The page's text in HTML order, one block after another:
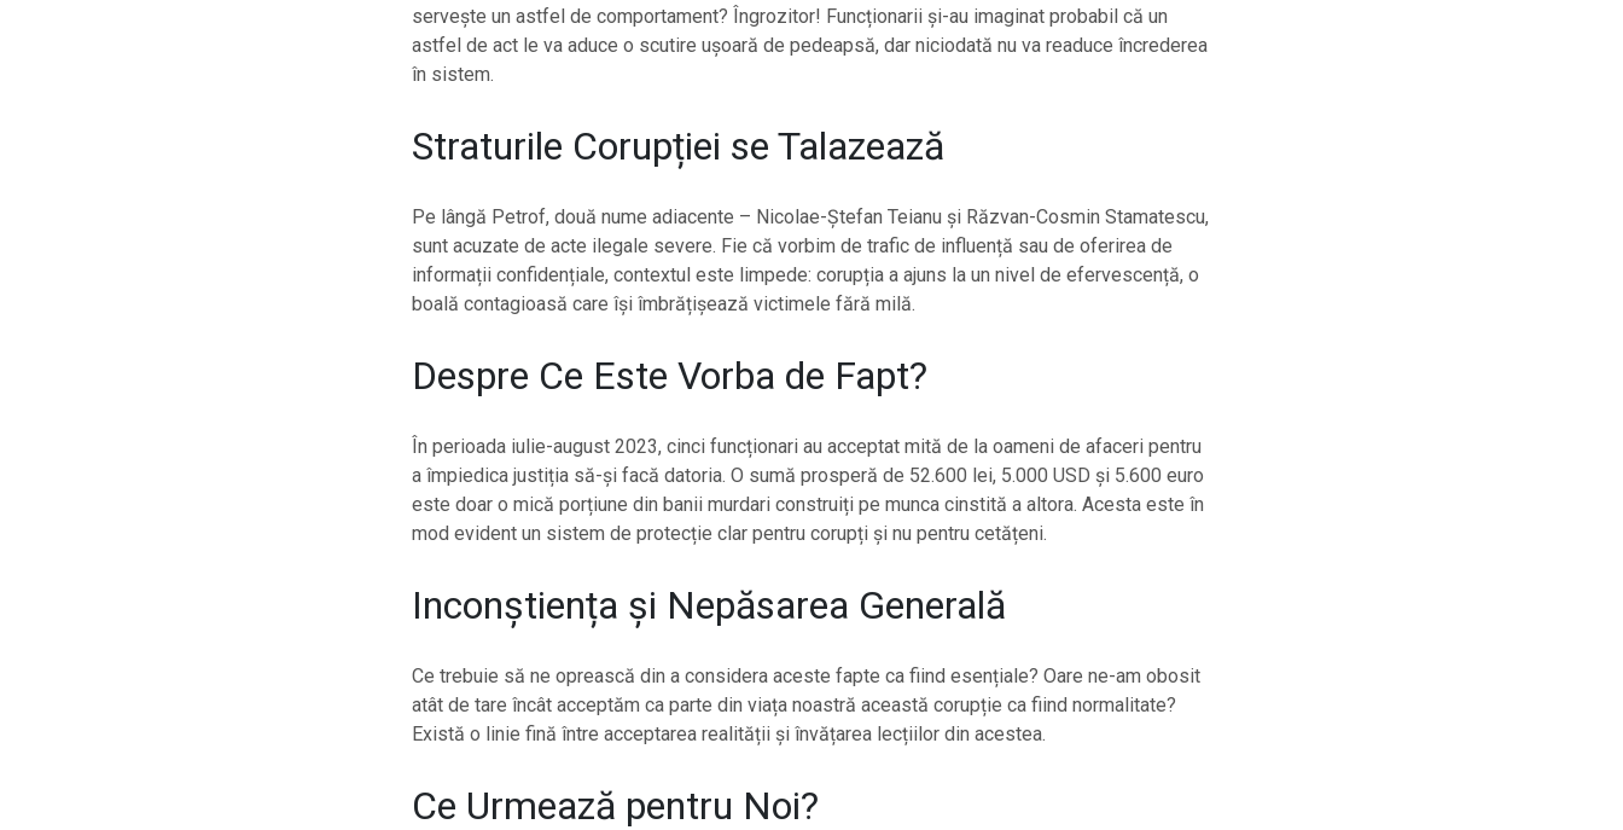
servește un astfel de comportament? Îngrozitor! Funcționarii și-au imaginat probabil că un
astfel de act le va aduce o scutire ușoară de pedeapsă, dar niciodată nu va readuce încrederea
în sistem.
Straturile Corupției se Talazează
Pe lângă Petrof, două nume adiacente – Nicolae-Ștefan Teianu și Răzvan-Cosmin Stamatescu,
sunt acuzate de acte ilegale severe. Fie că vorbim de trafic de influență sau de oferirea de
informații confidențiale, contextul este limpede: corupția a ajuns la un nivel de efervescență, o
boală contagioasă care își îmbrățișează victimele fără milă.
Despre Ce Este Vorba de Fapt?
În perioada iulie-august 2023, cinci funcționari au acceptat mită de la oameni de afaceri pentru
a împiedica justiția să-și facă datoria. O sumă prosperă de 52.600 lei, 5.000 USD și 5.600 euro
este doar o mică porțiune din banii murdari construiți pe munca cinstită a altora. Acesta este în
mod evident un sistem de protecție clar pentru corupți și nu pentru cetățeni.
Inconștiența și Nepăsarea Generală
Ce trebuie să ne oprească din a considera aceste fapte ca fiind esențiale? Oare ne-am obosit
atât de tare încât acceptăm ca parte din viața noastră această corupție ca fiind normalitate?
Există o linie fină între acceptarea realității și învățarea lecțiilor din acestea.
Ce Urmează pentru Noi?